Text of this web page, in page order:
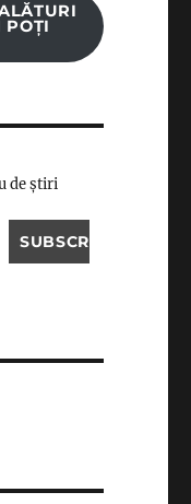
POȚI
de știri